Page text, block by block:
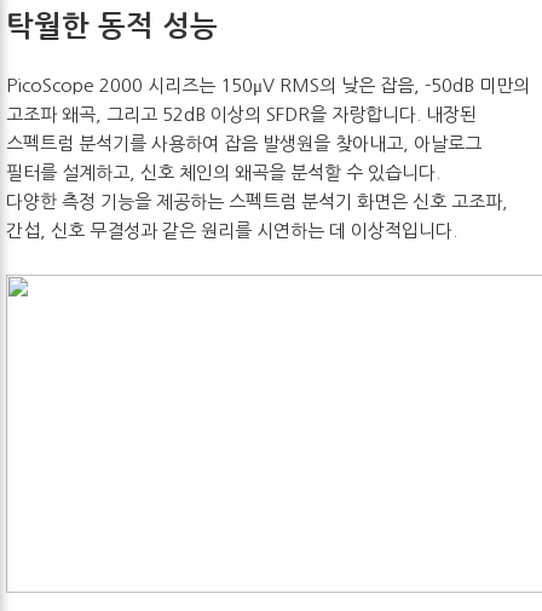
탁월한 동적 성능
PicoScope 2000 시리즈는 150μV RMS의 낮은 잡음, -50dB 미만의
고조파 왜곡, 그리고 52dB 이상의 SFDR을 자랑합니다. 내장된
스펙트럼 분석기를 사용하여 잡음 발생원을 찾아내고, 아날로그
필터를 설계하고, 신호 체인의 왜곡을 분석할 수 있습니다.
다양한 측정 기능을 제공하는 스펙트럼 분석기 화면은 신호 고조파,
간섭, 신호 무결성과 같은 원리를 시연하는 데 이상적입니다.